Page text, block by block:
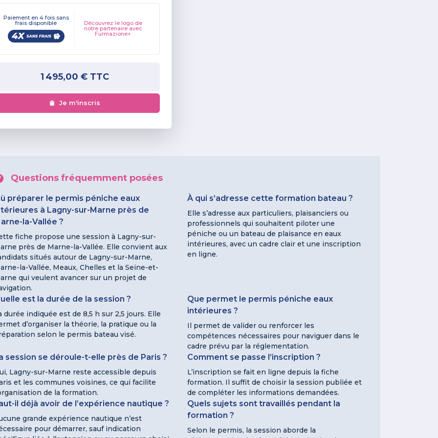
Paiement en 4 fois sans
frais disponible Découvrez le logo de
notre partenaire avec
Furmazione+
1 495,00 €TTC
Je m'inscris
Questions fréquemment posées
préparer le permis péniche eaux
à Lagny-sur-Marne près de
la-Vallée ?
fiche propose une session à Lagny-sur-
près de Marne-la-Vallée. Elle convient aux
situés autour de Lagny-sur-Marne,
la-Vallée, Meaux, Chelles et la Seine-et-
qui veulent avancer sur un projet de
À qui s’adresse cette formation bateau ?
Elle s’adresse aux particuliers, plaisanciers ou
professionnels qui souhaitent piloter une
péniche ou un bateau de plaisance en eaux
intérieures, avec un cadre clair et une inscription
en ligne.
est la durée de la session ?
durée indiquée est de 8,5 h sur 2,5 jours. Elle
d’organiser la théorie, la pratique ou la
selon le permis bateau visé.
Que permet le permis péniche eaux
intérieures ?
Il permet de valider ou renforcer les
compétences nécessaires pour naviguer dans le
cadre prévu par la réglementation.
session se déroule-t-elle près de Paris ?
Lagny-sur-Marne reste accessible depuis
et les communes voisines, ce qui facilite
de la formation.
Comment se passe l’inscription ?
L’inscription se fait en ligne depuis la fiche
formation. Il suffit de choisir la session publiée et
de compléter les informations demandées.
il déjà avoir de l’expérience nautique ?
grande expérience nautique n’est
pour démarrer, sauf indication
Quels sujets sont travaillés pendant la
formation ?
Selon le permis, la session aborde la